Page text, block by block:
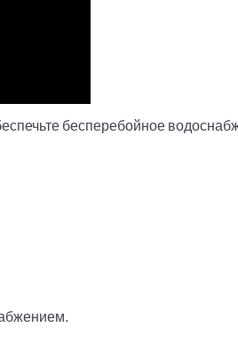
бесперебойное